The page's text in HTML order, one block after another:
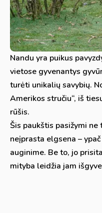
Nandu yra puikus
vietose gyvenantys
turėti unikalių savybių.
Amerikos stručiu“, iš
rūšis.
Šis paukštis pasižymi
neįprasta elgsena –
auginime. Be to, jo
mityba leidžia jam